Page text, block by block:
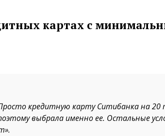
картах с
Просто кредитную карту Ситибанка на
выбрала именно ее. Остальные